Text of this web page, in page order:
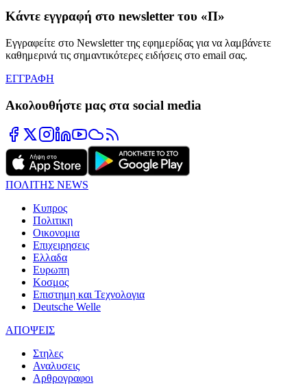
Κάντε εγγραφή στο newsletter του «Π»
Εγγραφείτε στο Newsletter της εφημερίδας για να λαμβάνετε
καθημερινά τις σημαντικότερες ειδήσεις στο email σας.
ΕΓΓΡΑΦΗ
Ακολουθήστε μας στα social media
ΠΟΛΙΤΗΣ NEWS
Κυπρος
Πολιτικη
Οικονομια
Επιχειρησεις
Ελλαδα
Ευρωπη
Κοσμος
Επιστημη και Τεχνολογια
Deutsche Welle
ΑΠΟΨΕΙΣ
Στηλες
Αναλυσεις
Αρθρογραφοι